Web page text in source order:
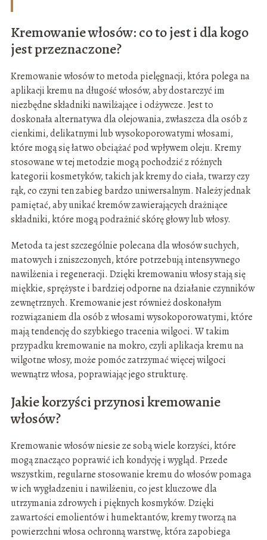
Kremowanie włosów: co to jest i dla kogo
jest przeznaczone?
Kremowanie włosów to metoda pielęgnacji, która polega na
aplikacji kremu na długość włosów, aby dostarczyć im
niezbędne składniki nawilżające i odżywcze. Jest to
doskonała alternatywa dla olejowania, zwłaszcza dla osób z
cienkimi, delikatnymi lub wysokoporowatymi włosami,
które mogą się łatwo obciążać pod wpływem oleju. Kremy
stosowane w tej metodzie mogą pochodzić z różnych
kategorii kosmetyków, takich jak kremy do ciała, twarzy czy
rąk, co czyni ten zabieg bardzo uniwersalnym. Należy jednak
pamiętać, aby unikać kremów zawierających drażniące
składniki, które mogą podrażnić skórę głowy lub włosy.
Metoda ta jest szczególnie polecana dla włosów suchych,
matowych i zniszczonych, które potrzebują intensywnego
nawilżenia i regeneracji. Dzięki kremowaniu włosy stają się
miękkie, sprężyste i bardziej odporne na działanie czynników
zewnętrznych. Kremowanie jest również doskonałym
rozwiązaniem dla osób z włosami wysokoporowatymi, które
mają tendencję do szybkiego tracenia wilgoci. W takim
przypadku kremowanie na mokro, czyli aplikacja kremu na
wilgotne włosy, może pomóc zatrzymać więcej wilgoci
wewnątrz włosa, poprawiając jego strukturę.
Jakie korzyści przynosi kremowanie
włosów?
Kremowanie włosów niesie ze sobą wiele korzyści, które
mogą znacząco poprawić ich kondycję i wygląd. Przede
wszystkim, regularne stosowanie kremu do włosów pomaga
w ich wygładzeniu i nawilżeniu, co jest kluczowe dla
utrzymania zdrowych i pięknych kosmyków. Dzięki
zawartości emolientów i humektantów, kremy tworzą na
powierzchni włosa ochronną warstwę, która zapobiega